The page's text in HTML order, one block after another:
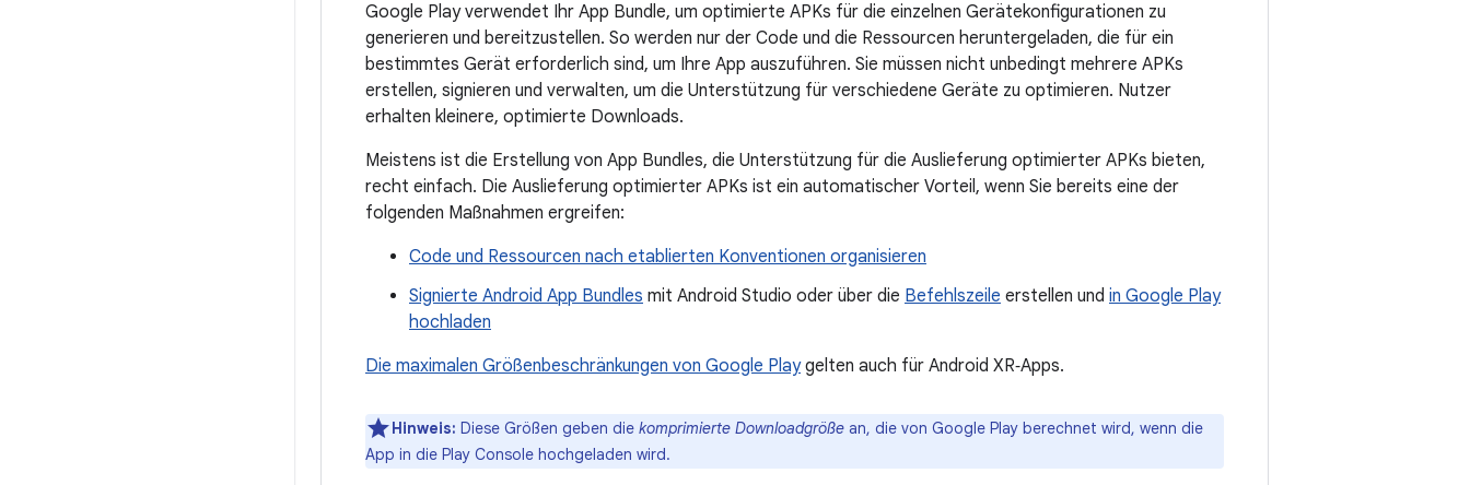
Google Play verwendet Ihr App Bundle, um optimierte APKs für die einzelnen Gerätekonfigurationen zu
generieren und bereitzustellen. So werden nur der Code und die Ressourcen heruntergeladen, die für ein
bestimmtes Gerät erforderlich sind, um Ihre App auszuführen. Sie müssen nicht unbedingt mehrere APKs
erstellen, signieren und verwalten, um die Unterstützung für verschiedene Geräte zu optimieren. Nutzer
erhalten kleinere, optimierte Downloads.
Meistens ist die Erstellung von App Bundles, die Unterstützung für die Auslieferung optimierter APKs bieten,
recht einfach. Die Auslieferung optimierter APKs ist ein automatischer Vorteil, wenn Sie bereits eine der
folgenden Maßnahmen ergreifen:
Code und Ressourcen nach etablierten Konventionen organisieren
Signierte Android App Bundles mit Android Studio oder über die Befehlszeile erstellen und in Google Play
hochladen
Die maximalen Größenbeschränkungen von Google Playgelten auch für Android XR‑Apps.
Hinweis: Diese Größen geben die komprimierte Downloadgröße an, die von Google Play berechnet wird, wenn die
App in die Play Console hochgeladen wird.